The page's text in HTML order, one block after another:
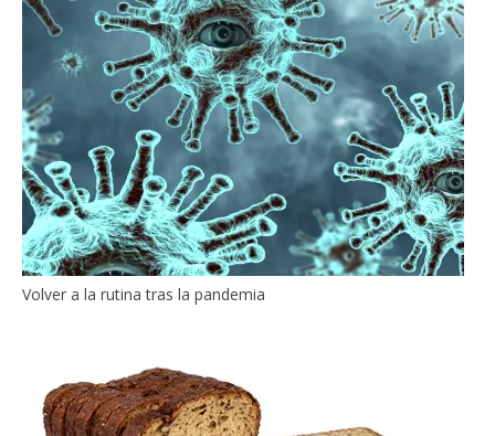
Volver a la rutina tras la pandemia